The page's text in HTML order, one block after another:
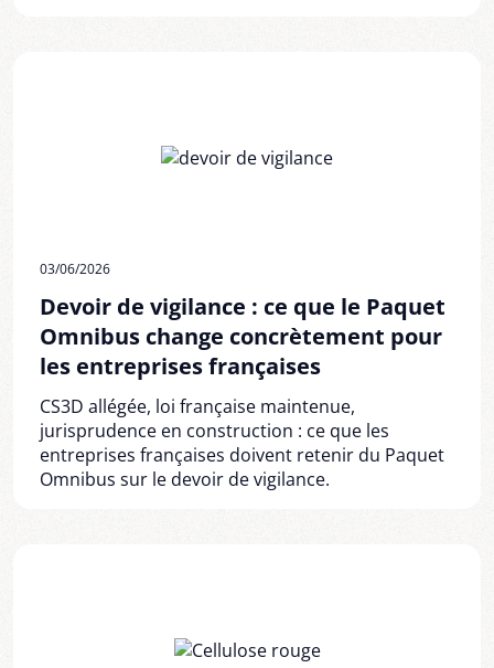
03/06/2026
Devoir de vigilance : ce que le Paquet
Omnibus change concrètement pour
les entreprises françaises
CS3D allégée, loi française maintenue,
jurisprudence en construction : ce que les
entreprises françaises doivent retenir du Paquet
Omnibus sur le devoir de vigilance.